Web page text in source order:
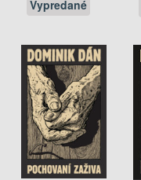
Vypredané